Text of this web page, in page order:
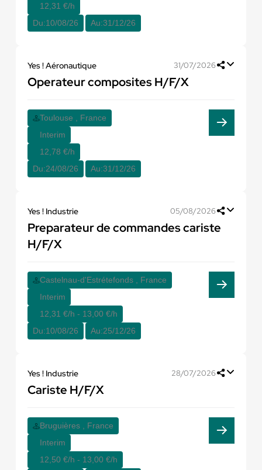
12,31 €/h
Du:10/08/26 Au:31/12/26
Yes ! Aéronautique 31/07/2026
Operateur composites H/F/X
Toulouse , France
Interim
12,78 €/h
Du:24/08/26 Au:31/12/26
Yes ! Industrie 05/08/2026
Preparateur de commandes cariste
H/F/X
Castelnau-d'Estrétefonds , France
Interim
12,31 €/h - 13,00 €/h
Du:10/08/26 Au:25/12/26
Yes ! Industrie 28/07/2026
Cariste H/F/X
Bruguières , France
Interim
12,50 €/h - 13,00 €/h